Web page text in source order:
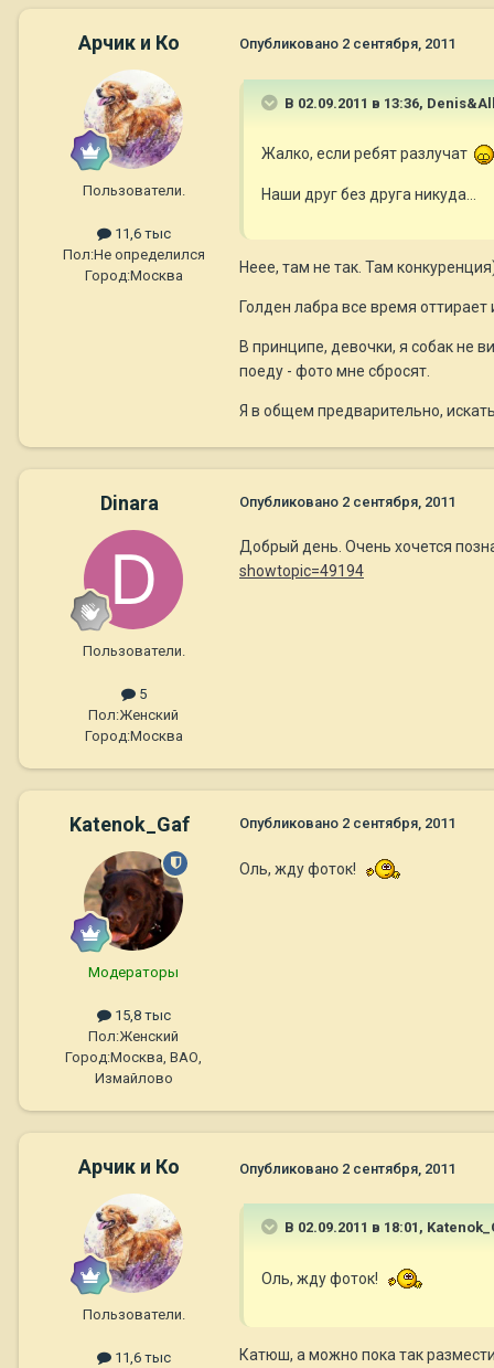
Арчик и Ко
Пользователи.
11,6 тыс
Пол:Не определился
Город:Москва
Опубликовано 2 сентября, 2011
В 02.09.2011 в 13:36,
Жалко, если ребят разлучат
Наши друг без друга никуда...
Неее, там не так. Там
Голден лабра все время
В принципе, девочки, я собак не
поеду - фото мне сбросят.
Я в общем предварительно,
Dinara
Пользователи.
5
Пол:Женский
Город:Москва
Опубликовано 2 сентября, 2011
Добрый день. Очень хочется
showtopic=49194
Katenok_Gaf
Модераторы
15,8 тыс
Пол:Женский
Город:Москва, ВАО,
Измайлово
Опубликовано 2 сентября, 2011
Оль, жду фоток!
Арчик и Ко
Пользователи.
11,6 тыс
Опубликовано 2 сентября, 2011
В 02.09.2011 в 18:01,
Оль, жду фоток!
Катюш, а можно пока так